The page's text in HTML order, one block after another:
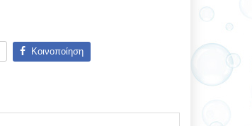
Κοινοποίηση